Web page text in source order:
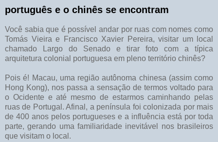
português e o chinês se encontram
Você sabia que é possível andar por ruas com nomes como
Tomás Vieira e Francisco Xavier Pereira, visitar um local
chamado Largo do Senado e tirar foto com a típica
arquitetura colonial portuguesa em pleno território chinês?
Pois é! Macau, uma região autônoma chinesa (assim como
Hong Kong), nos passa a sensação de termos voltado para
o Ocidente e até mesmo de estarmos caminhando pelas
ruas de Portugal. Afinal, a península foi colonizada por mais
de 400 anos pelos portugueses e a influência está por toda
parte, gerando uma familiaridade inevitável nos brasileiros
que visitam o local.